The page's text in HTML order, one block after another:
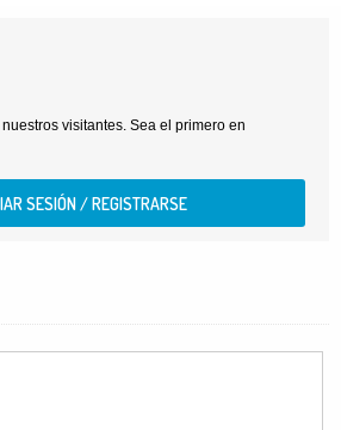
visitantes. Sea el primero en